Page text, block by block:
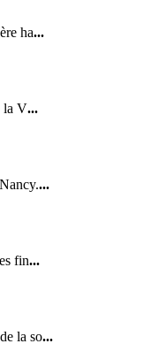
ha...
la V...
...
fin...
la so...